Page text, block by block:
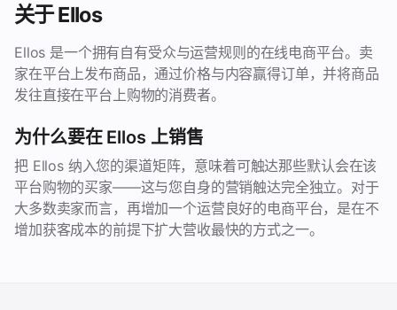
关于 Ellos
Ellos 是一个拥有自有受众与运营规则的在线电商平台。卖
家在平台上发布商品，通过价格与内容赢得订单，并将商品
发往直接在平台上购物的消费者。
为什么要在 Ellos 上销售
把 Ellos 纳入您的渠道矩阵，意味着可触达那些默认会在该
平台购物的买家——这与您自身的营销触达完全独立。对于
大多数卖家而言，再增加一个运营良好的电商平台，是在不
增加获客成本的前提下扩大营收最快的方式之一。